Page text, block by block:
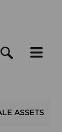
ASSETS